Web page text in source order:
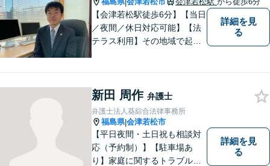
|
【会津若松駅徒歩6分】【当日
／夜間／休日対応可能】【法
テラス利用】その地域で起こ
原動力です。トラブルがより
複雑化してしまう前に、ぜひ
お気軽にご連絡ください。
詳細を見
る
新田 周作 弁護士
弁護士法人葵綜合法律事務所
福島県|会津若松市
【平日夜間・土日祝も相談対
応（予約制）】【駐車場あ
り】家庭に関するトラブルか
詳細を見
る